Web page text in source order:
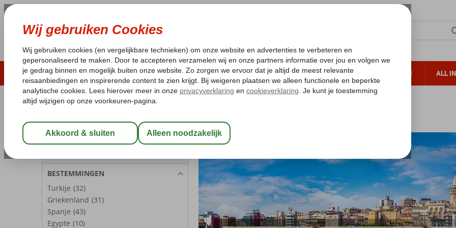
ZOMER 2026 LAST MINUTES WINTERZON ZONVAKANTIES VERRE REIZEN ALL
Laagsteprijsgarantie* Geen fueltoeslag Gratis annuleren*
REISGEZELSCHAP
Kamer 1: 2 Personen
BESTEMMINGEN
Turkije (32)
Griekenland (31)
Spanje (43)
Egypte (10)
Home Citytrips